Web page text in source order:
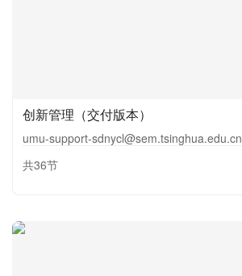
创新管理（交付版本）
umu-support-sdnycl@sem.tsinghua.edu.cn
共36节